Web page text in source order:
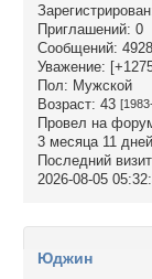
Зарегистрирован
Приглашений: 0
Сообщений: 4928
Уважение:
Пол: Мужской
Возраст: 43
Провел на
3 месяца 11 дней
Последний
2026-08-05
Юджин